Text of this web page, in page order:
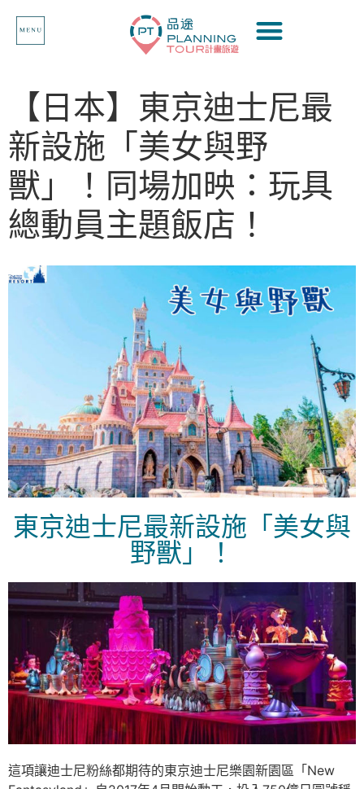
【日本】東京迪士尼最
新設施「美女與野
獸」！同場加映：玩具
總動員主題飯店！
東京迪士尼最新設施「美女與
野獸」！
這項讓迪士尼粉絲都期待的東京迪士尼樂園新園區「New